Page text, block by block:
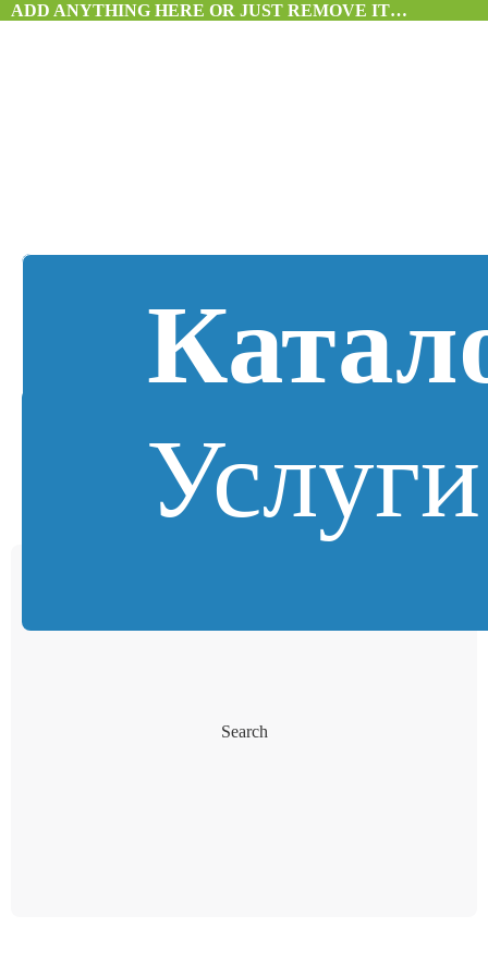
ADD ANYTHING HERE OR JUST REMOVE IT…
Услуги
Search